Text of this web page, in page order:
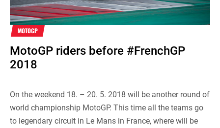
MOTOGP
MotoGP riders before #FrenchGP
2018
On the weekend 18. – 20. 5. 2018 will be another round of
world championship MotoGP. This time all the teams go
to legendary circuit in Le Mans in France, where will be